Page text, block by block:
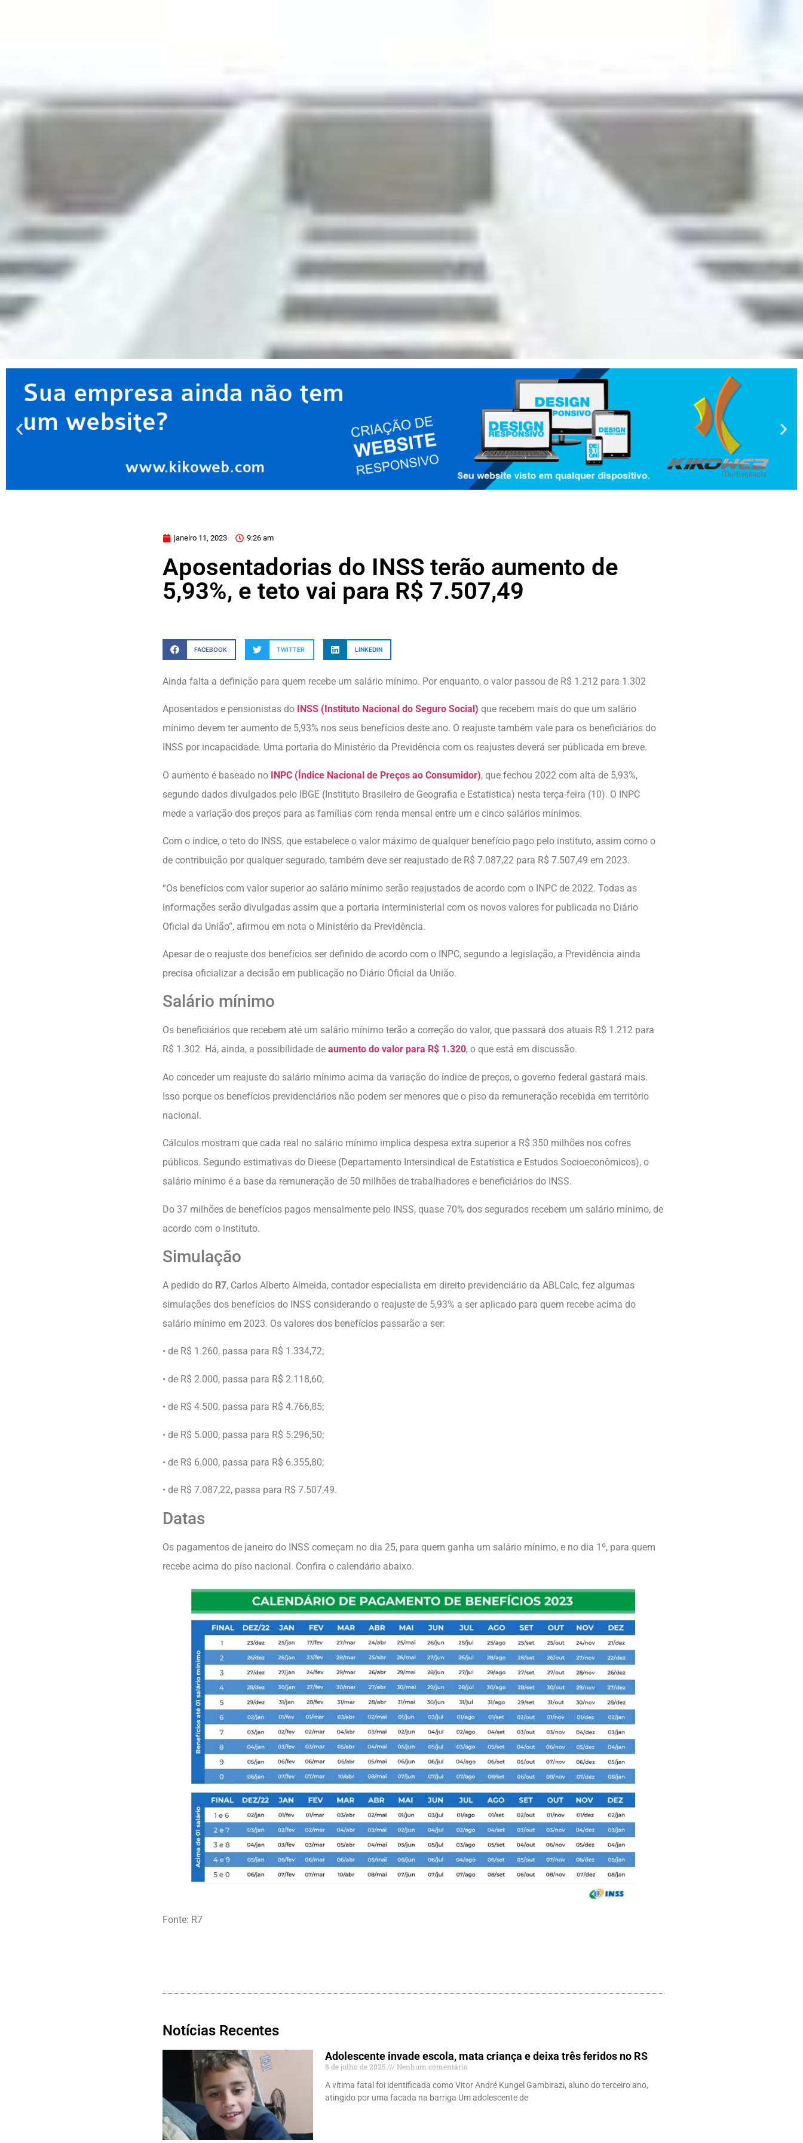
janeiro 11, 2023 9:26 am
Aposentadorias do INSS terão aumento de
5,93%, e teto vai para R$ 7.507,49
FACEBOOK TWITTER LINKEDIN
Ainda falta a definição para quem recebe um salário mínimo. Por enquanto, o valor passou de R$ 1.212 para 1.302
Aposentados e pensionistas do INSS (Instituto Nacional do Seguro Social) que recebem mais do que um salário
mínimo devem ter aumento de 5,93% nos seus benefícios deste ano. O reajuste também vale para os beneficiários do
INSS por incapacidade. Uma portaria do Ministério da Previdência com os reajustes deverá ser públicada em breve.
O aumento é baseado no INPC (Índice Nacional de Preços ao Consumidor), que fechou 2022 com alta de 5,93%,
segundo dados divulgados pelo IBGE (Instituto Brasileiro de Geografia e Estatística) nesta terça-feira (10). O INPC
mede a variação dos preços para as famílias com renda mensal entre um e cinco salários mínimos.
Com o índice, o teto do INSS, que estabelece o valor máximo de qualquer benefício pago pelo instituto, assim como o
de contribuição por qualquer segurado, também deve ser reajustado de R$ 7.087,22 para R$ 7.507,49 em 2023.
“Os benefícios com valor superior ao salário mínimo serão reajustados de acordo com o INPC de 2022. Todas as
informações serão divulgadas assim que a portaria interministerial com os novos valores for publicada no Diário
Oficial da União”, afirmou em nota o Ministério da Previdência.
Apesar de o reajuste dos benefícios ser definido de acordo com o INPC, segundo a legislação, a Previdência ainda
precisa oficializar a decisão em publicação no Diário Oficial da União.
Salário mínimo
Os beneficiários que recebem até um salário mínimo terão a correção do valor, que passará dos atuais R$ 1.212 para
R$ 1.302. Há, ainda, a possibilidade de aumento do valor para R$ 1.320, o que está em discussão.
Ao conceder um reajuste do salário mínimo acima da variação do índice de preços, o governo federal gastará mais.
Isso porque os benefícios previdenciários não podem ser menores que o piso da remuneração recebida em território
nacional.
Cálculos mostram que cada real no salário mínimo implica despesa extra superior a R$ 350 milhões nos cofres
públicos. Segundo estimativas do Dieese (Departamento Intersindical de Estatística e Estudos Socioeconômicos), o
salário mínimo é a base da remuneração de 50 milhões de trabalhadores e beneficiários do INSS.
Do 37 milhões de benefícios pagos mensalmente pelo INSS, quase 70% dos segurados recebem um salário mínimo, de
acordo com o instituto.
Simulação
A pedido do R7, Carlos Alberto Almeida, contador especialista em direito previdenciário da ABLCalc, fez algumas
simulações dos benefícios do INSS considerando o reajuste de 5,93% a ser aplicado para quem recebe acima do
salário mínimo em 2023. Os valores dos benefícios passarão a ser:
• de R$ 1.260, passa para R$ 1.334,72;
• de R$ 2.000, passa para R$ 2.118,60;
• de R$ 4.500, passa para R$ 4.766,85;
• de R$ 5.000, passa para R$ 5.296,50;
• de R$ 6.000, passa para R$ 6.355,80;
• de R$ 7.087,22, passa para R$ 7.507,49.
Datas
Os pagamentos de janeiro do INSS começam no dia 25, para quem ganha um salário mínimo, e no dia 1º, para quem
recebe acima do piso nacional. Confira o calendário abaixo.
Fonte: R7
Notícias Recentes
Adolescente invade escola, mata criança e deixa três feridos no RS
8 de julho de 2025
Nenhum comentário
A vítima fatal foi identificada como Vitor André Kungel Gambirazi, aluno do terceiro ano,
atingido por uma facada na barriga Um adolescente de